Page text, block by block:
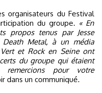
organisateurs du Festival
du groupe. « En
propos tenus par Jesse
Death Metal, à un média
et Rock en Seine ont
du groupe qui étaient
pour votre
dans un communiqué.